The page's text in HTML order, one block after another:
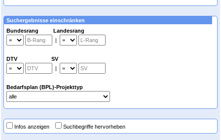
Suchergebnisse einschränken
Bundesrang Landesrang
|
DTV SV
|
Bedarfsplan (BPL)-Projekttyp
Infos anzeigen Suchbegriffe hervorheben